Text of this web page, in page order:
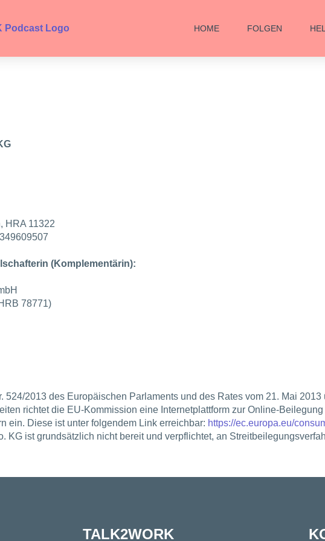
HOME FOLGEN
HRA 11322
(Komplementärin):
78771)
524/2013 des Europäischen Parlaments und des Rates vom 21. Mai
richtet die EU-Kommission eine Internetplattform zur Online-
ein. Diese ist unter folgendem Link erreichbar: https://ec.europa.eu/
KG ist grundsätzlich nicht bereit und verpflichtet, an
TALK2WORK